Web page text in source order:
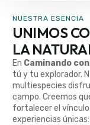
NUESTRA ESENCIA
UNIMOS
LA
En Caminando con
tú y tu explorador.
multiespecies
campo. Creemos
fortalecer el
experiencias